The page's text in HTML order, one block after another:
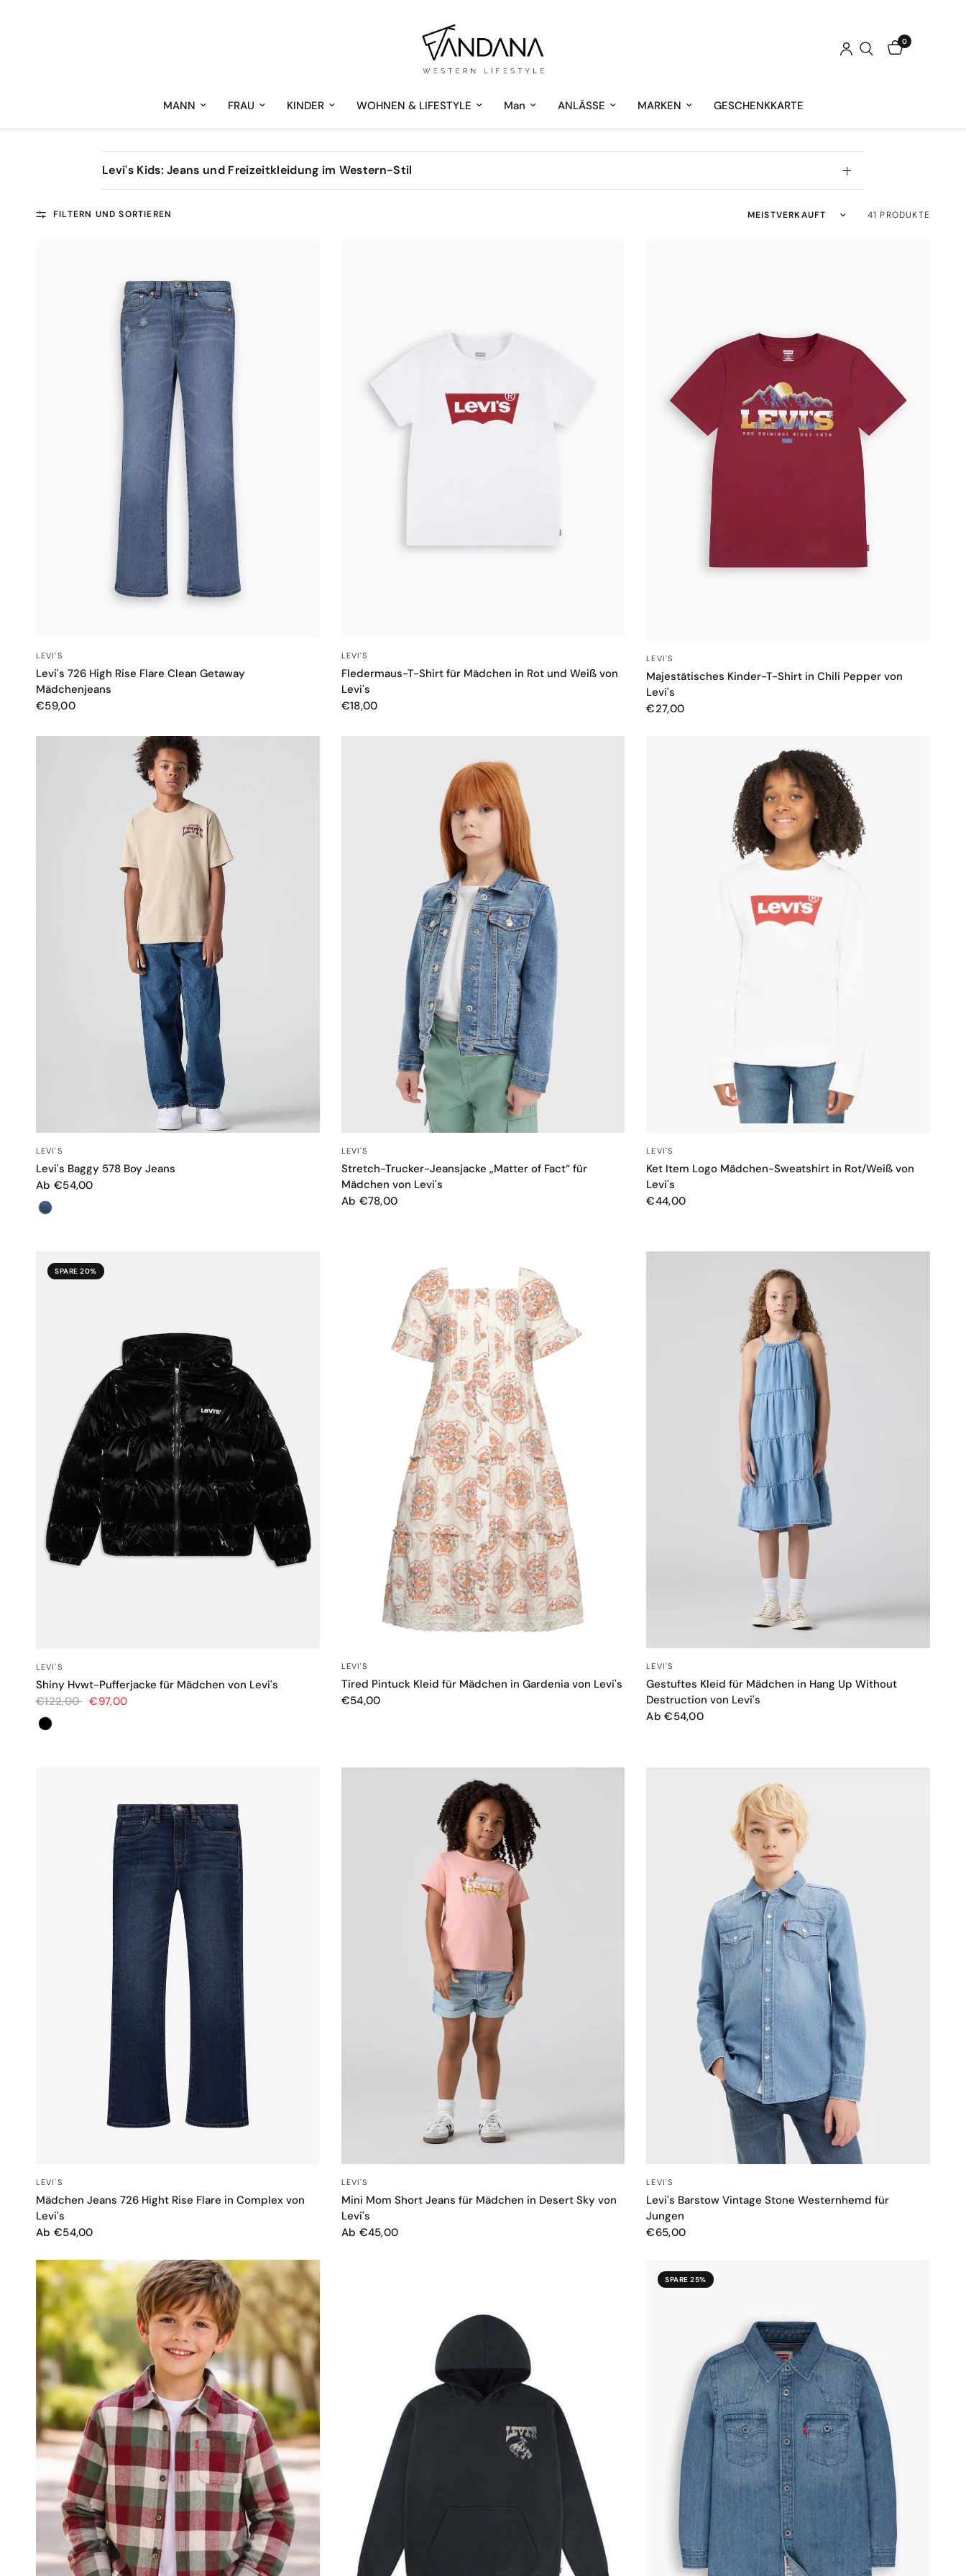
0
MANN FRAU KINDER WOHNEN & LIFESTYLE Man ANLÄSSE MARKEN GESCHENKKARTE
Levi's Kids: Jeans und Freizeitkleidung im Western-Stil
FILTERN UND SORTIEREN Sortieren nach: 41 PRODUKTE
LEVI'S
Levi's 726 High Rise Flare Clean Getaway
Mädchenjeans
€59,00
LEVI'S
Fledermaus-T-Shirt für Mädchen in Rot und Weiß von
Levi's
€18,00
LEVI'S
Majestätisches Kinder-T-Shirt in Chili Pepper von
Levi's
€27,00
LEVI'S
Levi's Baggy 578 Boy Jeans
Ab €54,00
Farbe
LEVI'S
Stretch-Trucker-Jeansjacke „Matter of Fact“ für
Mädchen von Levi's
Ab €78,00
LEVI'S
Ket Item Logo Mädchen-Sweatshirt in Rot/Weiß von
Levi's
€44,00
SPARE 20%
LEVI'S
Shiny Hvwt-Pufferjacke für Mädchen von Levi's
€122,00 €97,00
Farbe
LEVI'S
Tired Pintuck Kleid für Mädchen in Gardenia von Levi's
€54,00
LEVI'S
Gestuftes Kleid für Mädchen in Hang Up Without
Destruction von Levi's
Ab €54,00
LEVI'S
Mädchen Jeans 726 Hight Rise Flare in Complex von
Levi's
Ab €54,00
LEVI'S
Mini Mom Short Jeans für Mädchen in Desert Sky von
Levi's
Ab €45,00
LEVI'S
Levi's Barstow Vintage Stone Westernhemd für
Jungen
€65,00
SPARE 25%